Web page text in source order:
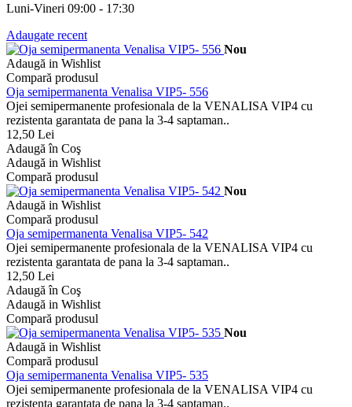
Luni-Vineri 09:00 - 17:30
Adaugate recent
Nou
Adaugă in Wishlist
Compară produsul
Oja semipermanenta Venalisa VIP5- 556
Ojei semipermanente profesionala de la VENALISA VIP4 cu
rezistenta garantata de pana la 3-4 saptaman..
12,50 Lei
Adaugă în Coş
Adaugă in Wishlist
Compară produsul
Nou
Adaugă in Wishlist
Compară produsul
Oja semipermanenta Venalisa VIP5- 542
Ojei semipermanente profesionala de la VENALISA VIP4 cu
rezistenta garantata de pana la 3-4 saptaman..
12,50 Lei
Adaugă în Coş
Adaugă in Wishlist
Compară produsul
Nou
Adaugă in Wishlist
Compară produsul
Oja semipermanenta Venalisa VIP5- 535
Ojei semipermanente profesionala de la VENALISA VIP4 cu
rezistenta garantata de pana la 3-4 saptaman..